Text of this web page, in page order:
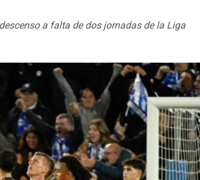
a falta de dos jornadas de la Liga